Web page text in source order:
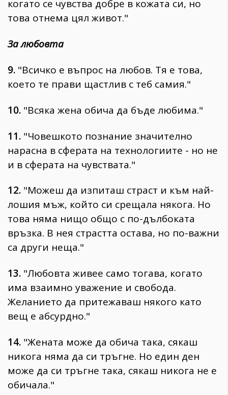
когато се чувства добре в кожата си, но
това отнема цял живот."
За любовта
9. "Всичко е въпрос на любов. Тя е това,
което те прави щастлив с теб самия."
10. "Всяка жена обича да бъде любима."
11. "Човешкото познание значително
нарасна в сферата на технологиите - но не
и в сферата на чувствата."
12. "Можеш да изпиташ страст и към най-
лошия мъж, който си срещала някога. Но
това няма нищо общо с по-дълбоката
връзка. В нея страстта остава, но по-важни
са други неща."
13. "Любовта живее само тогава, когато
има взаимно уважение и свобода.
Желанието да притежаваш някого като
вещ е абсурдно."
14. "Жената може да обича така, сякаш
никога няма да си тръгне. Но един ден
може да си тръгне така, сякаш никога не е
обичала."